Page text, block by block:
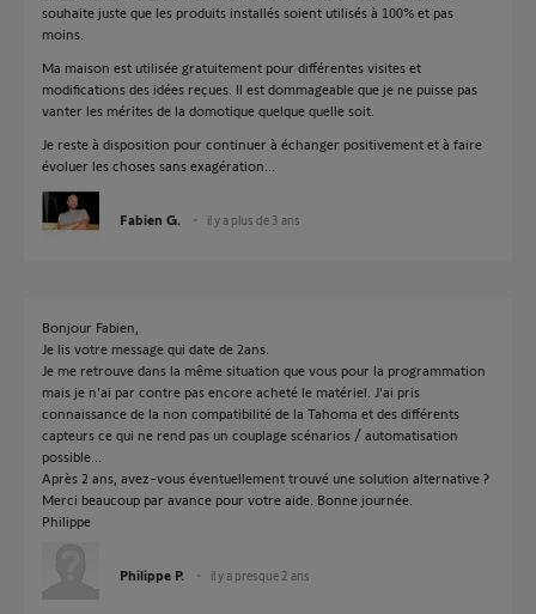
souhaite juste que les produits installés soient utilisés à 100% et pas
moins.
Ma maison est utilisée gratuitement pour différentes visites et
modifications des idées reçues. Il est dommageable que je ne puisse pas
vanter les mérites de la domotique quelque quelle soit.
Je reste à disposition pour continuer à échanger positivement et à faire
évoluer les choses sans exagération...
Fabien G. il y a plus de 3 ans
Bonjour Fabien,
Je lis votre message qui date de 2ans.
Je me retrouve dans la même situation que vous pour la programmation
mais je n'ai par contre pas encore acheté le matériel. J'ai pris
connaissance de la non compatibilité de la Tahoma et des différents
capteurs ce qui ne rend pas un couplage scénarios / automatisation
possible...
Après 2 ans, avez-vous éventuellement trouvé une solution alternative ?
Merci beaucoup par avance pour votre aide. Bonne journée.
Philippe
Philippe P. il y a presque 2 ans